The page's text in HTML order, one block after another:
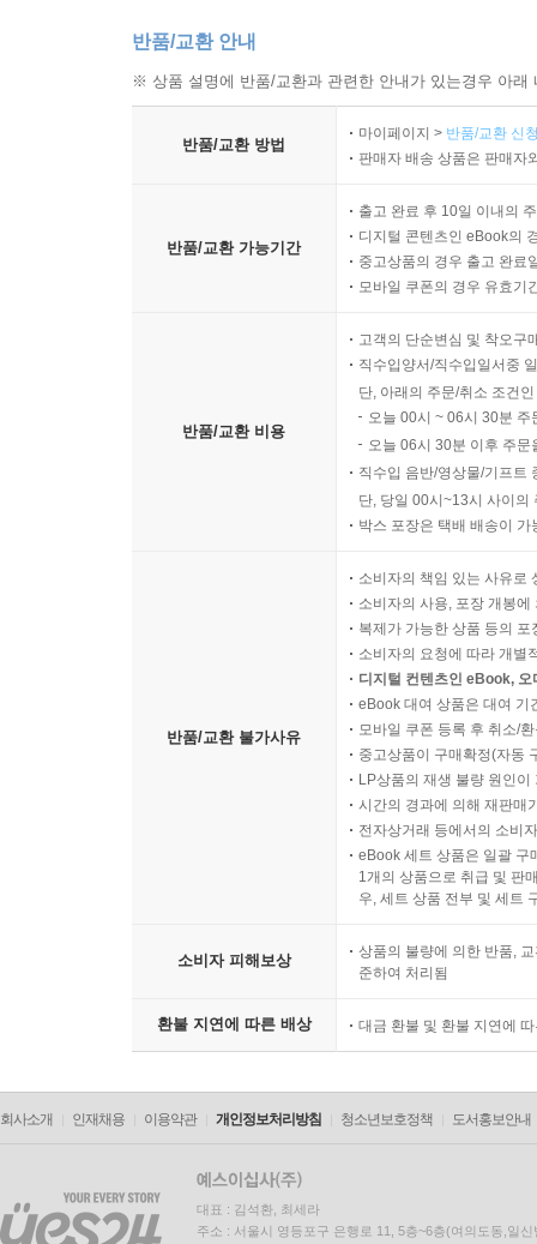
반품/교환 안내
※ 상품 설명에 반품/교환과 관련한 안내가 있는경우 아
반품/교환 방법
마이페이지 > 반품/교환 신
판매자 배송 상품은 판매자
반품/교환 가능기간
출고 완료 후 10일 이내의
디지털 콘텐츠인 eBook의
중고상품의 경우 출고 완료
모바일 쿠폰의 경우 유효기
반품/교환 비용
고객의 단순변심 및 착오구
직수입양서/직수입일서중
단, 아래의 주문/취소 조건
오늘 00시 ~ 06시 30분
오늘 06시 30분 이후 주
직수입 음반/영상물/기프트
단, 당일 00시~13시 사이의
박스 포장은 택배 배송이
반품/교환 불가사유
소비자의 책임 있는 사유로
소비자의 사용, 포장 개봉
복제가 가능한 상품 등의
소비자의 요청에 따라 개별
디지털 컨텐츠인 eBook,
eBook 대여 상품은 대여 기
모바일 쿠폰 등록 후 취소/
중고상품이 구매확정(자동
LP상품의 재생 불량 원인
시간의 경과에 의해 재판매
전자상거래 등에서의 소비
eBook 세트 상품은 일괄 구
1개의 상품으로 취급 및 판
우, 세트 상품 전부 및 세트
소비자 피해보상
상품의 불량에 의한 반품,
준하여 처리됨
환불 지연에 따른 배상 대금 환불 및 환불 지연에
회사소개 인재채용 이용약관 개인정보처리방침 청소년보호정책 도서홍보안내
대표 : 김석환, 최세라
주소 : 서울시 영등포구 은행로 11, 5층~6층(여의도동,일신